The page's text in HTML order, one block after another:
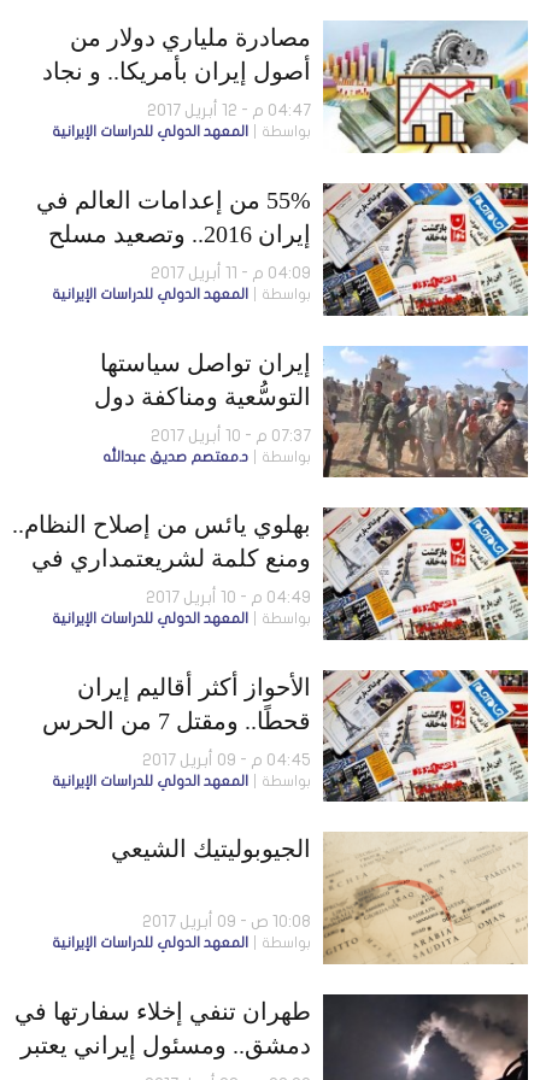
مصادرة ملياري دولار من
أصول إيران بأمريكا.. و نجاد
وبقائي مرشحان لانتخابات
الرئاسة
04:47 م - 12 أبريل 2017
بواسطة المعهد الدولي للدراسات الإيرانية
55% من إعدامات العالم في
إيران 2016.. وتصعيد مسلح
في بلوشستان
04:09 م - 11 أبريل 2017
بواسطة المعهد الدولي للدراسات الإيرانية
إيران تواصل سياستها
التوسُّعية ومناكفة دول
المنطقة
07:37 م - 10 أبريل 2017
بواسطة د.معتصم صديق عبدالله
بهلوي يائس من إصلاح النظام..
ومنع كلمة لشريعتمداري في
إحدى الكليات
04:49 م - 10 أبريل 2017
بواسطة المعهد الدولي للدراسات الإيرانية
الأحواز أكثر أقاليم إيران
قحطًا.. ومقتل 7 من الحرس
الثوري في سوريا
04:45 م - 09 أبريل 2017
بواسطة المعهد الدولي للدراسات الإيرانية
الجيوبوليتيك الشيعي
10:08 ص - 09 أبريل 2017
بواسطة المعهد الدولي للدراسات الإيرانية
طهران تنفي إخلاء سفارتها في
دمشق.. ومسئول إيراني يعتبر